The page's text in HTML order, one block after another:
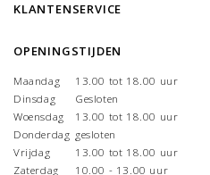
KLANTENSERVICE
OPENINGSTIJDEN
Maandag
13.00 tot 18.00 uur
Dinsdag
Gesloten
Woensdag
13.00 tot 18.00 uur
Donderdag gesloten
Vrijdag
13.00 tot 18.00 uur
Zaterdag
10.00 - 13.00 uur